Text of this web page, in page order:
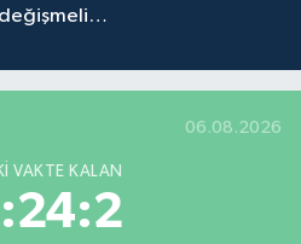
değişmeli…
06.08.2026
VAKTE KALAN